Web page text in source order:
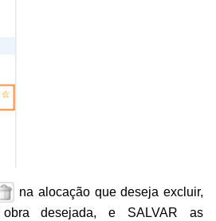
na alocação que deseja excluir,
desejada, e SALVAR as